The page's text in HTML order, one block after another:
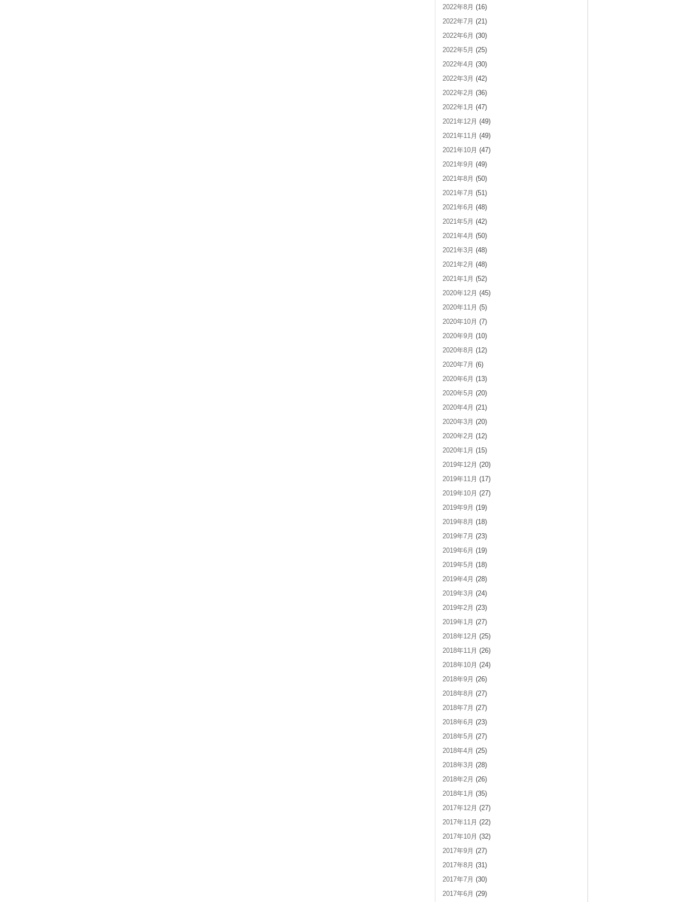
2022年8月 (16)
2022年7月 (21)
2022年6月 (30)
2022年5月 (25)
2022年4月 (30)
2022年3月 (42)
2022年2月 (36)
2022年1月 (47)
2021年12月 (49)
2021年11月 (49)
2021年10月 (47)
2021年9月 (49)
2021年8月 (50)
2021年7月 (51)
2021年6月 (48)
2021年5月 (42)
2021年4月 (50)
2021年3月 (48)
2021年2月 (48)
2021年1月 (52)
2020年12月 (45)
2020年11月 (5)
2020年10月 (7)
2020年9月 (10)
2020年8月 (12)
2020年7月 (6)
2020年6月 (13)
2020年5月 (20)
2020年4月 (21)
2020年3月 (20)
2020年2月 (12)
2020年1月 (15)
2019年12月 (20)
2019年11月 (17)
2019年10月 (27)
2019年9月 (19)
2019年8月 (18)
2019年7月 (23)
2019年6月 (19)
2019年5月 (18)
2019年4月 (28)
2019年3月 (24)
2019年2月 (23)
2019年1月 (27)
2018年12月 (25)
2018年11月 (26)
2018年10月 (24)
2018年9月 (26)
2018年8月 (27)
2018年7月 (27)
2018年6月 (23)
2018年5月 (27)
2018年4月 (25)
2018年3月 (28)
2018年2月 (26)
2018年1月 (35)
2017年12月 (27)
2017年11月 (22)
2017年10月 (32)
2017年9月 (27)
2017年8月 (31)
2017年7月 (30)
2017年6月 (29)